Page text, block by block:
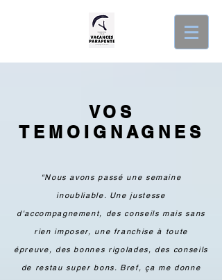
VOS
TEMOIGNAGNES
“Nous avons passé une semaine
inoubliable. Une justesse
d'accompagnement, des conseils mais sans
rien imposer, une franchise à toute
épreuve, des bonnes rigolades, des conseils
de restau super bons. Bref, ça me donne